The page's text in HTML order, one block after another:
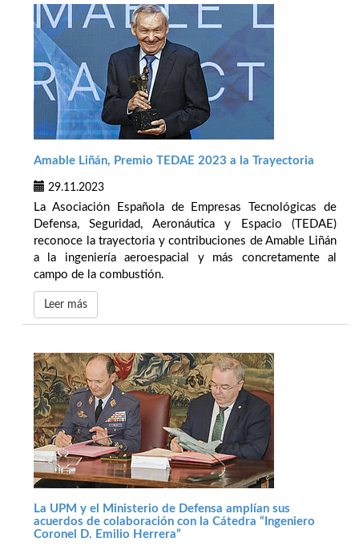
Amable Liñán, Premio TEDAE 2023 a la Trayectoria
29.11.2023
La Asociación Española de Empresas Tecnológicas de
Defensa, Seguridad, Aeronáutica y Espacio (TEDAE)
reconoce la trayectoria y contribuciones de Amable Liñán
a la ingeniería aeroespacial y más concretamente al
campo de la combustión.
Leer más
La UPM y el Ministerio de Defensa amplían sus
acuerdos de colaboración con la Cátedra “Ingeniero
Coronel D. Emilio Herrera”